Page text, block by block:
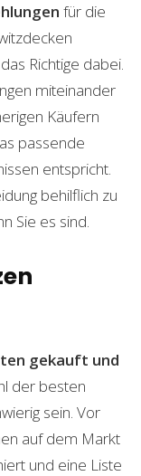
für die
Richtige dabei.
miteinander
Käufern
passende
entspricht.
behilflich zu
Sie es sind.
gekauft und
der besten
sein. Vor
auf dem Markt
und eine Liste